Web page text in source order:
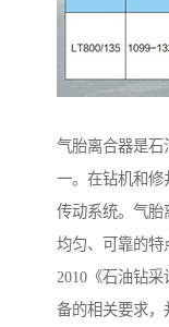
气胎离合器是石
一。在钻机和修
传动系统。气胎
均匀、可靠的特
2010《石油钻
备的相关要求，